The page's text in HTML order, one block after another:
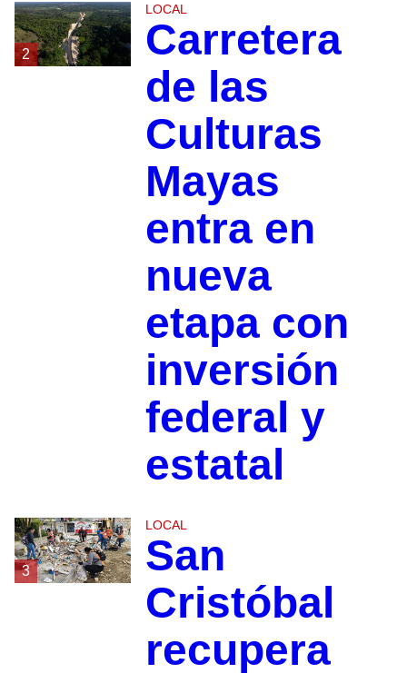
2
LOCAL
Carretera
de las
Culturas
Mayas
entra en
nueva
etapa con
inversión
federal y
estatal
3
LOCAL
San
Cristóbal
recupera